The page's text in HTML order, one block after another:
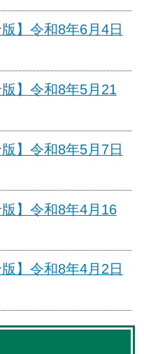
】令和8年6月4日
】令和8年5月21
】令和8年5月7日
】令和8年4月16
】令和8年4月2日